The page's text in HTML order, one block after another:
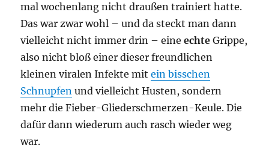
mal wochenlang nicht draußen trainiert hatte.
Das war zwar wohl – und da steckt man dann
vielleicht nicht immer drin – eineechte Grippe,
also nicht bloß einer dieser freundlichen
kleinen viralen Infekte mitein bisschen
Schnupfen und vielleicht Husten, sondern
mehr die Fieber-Gliederschmerzen-Keule. Die
dafür dann wiederum auch rasch wieder weg
war.